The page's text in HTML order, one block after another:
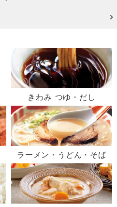
きわみ つゆ・だし
ラーメン・うどん・そば